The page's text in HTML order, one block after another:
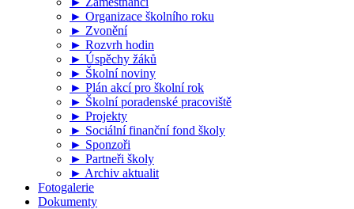
► Organizace školního roku
► Zvonění
► Rozvrh hodin
► Úspěchy žáků
► Školní noviny
► Plán akcí pro školní rok
► Školní poradenské pracoviště
► Projekty
► Sociální finanční fond školy
► Sponzoři
► Partneři školy
► Archiv aktualit
Fotogalerie
Dokumenty